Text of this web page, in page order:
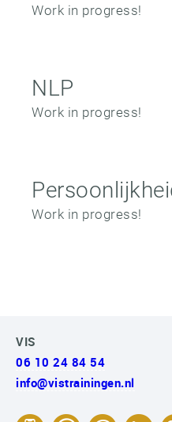
Work in progress!
NLP
Work in progress!
Work in progress!
VIS
06 10 24 84 54
info@vistrainingen.nl